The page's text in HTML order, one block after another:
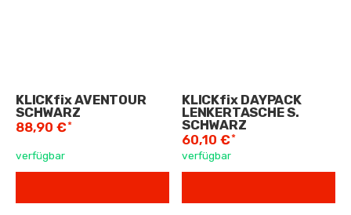
KLICKfix AVENTOUR
SCHWARZ
88,90 €*
verfügbar
KLICKfix DAYPACK
LENKERTASCHE S.
SCHWARZ
60,10 €*
verfügbar